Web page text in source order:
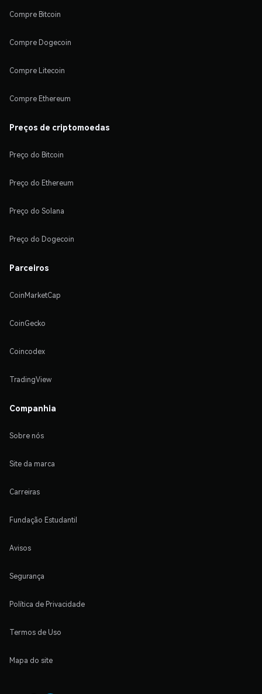
Compre Bitcoin
Compre Dogecoin
Compre Litecoin
Compre Ethereum
Preços de criptomoedas
Preço do Bitcoin
Preço do Ethereum
Preço do Solana
Preço do Dogecoin
Parceiros
CoinMarketCap
CoinGecko
Coincodex
TradingView
Companhia
Sobre nós
Site da marca
Carreiras
Fundação Estudantil
Avisos
Segurança
Política de Privacidade
Termos de Uso
Mapa do site